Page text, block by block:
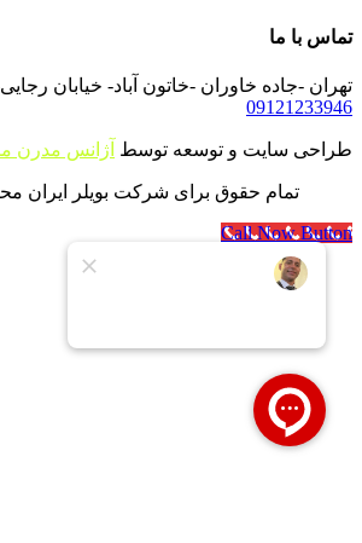
تماس با ما
تهران -جاده خاوران -خاتون آباد- خیابان رجایی-
09121233946
طراحی سایت و توسعه توسط آژانس مدرن
تمام حقوق برای شرکت بویلر ایران
Call Now Button